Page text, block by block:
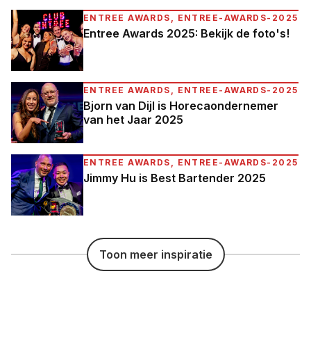
ENTREE AWARDS, ENTREE-AWARDS-2025
Entree Awards 2025: Bekijk de foto's!
ENTREE AWARDS, ENTREE-AWARDS-2025
Bjorn van Dijl is Horecaondernemer
van het Jaar 2025
ENTREE AWARDS, ENTREE-AWARDS-2025
Jimmy Hu is Best Bartender 2025
Toon meer inspiratie